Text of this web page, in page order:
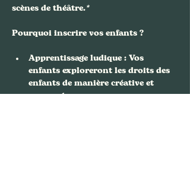
scènes de théâtre.*
Apprentissage ludique : Vos
enfants exploreront les droits des
enfants de manière créative et
amusante.